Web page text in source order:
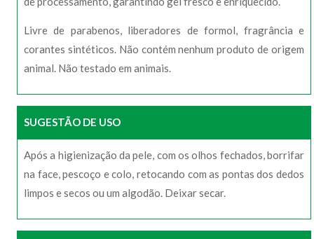
Livre de parabenos, liberadores de formol, fragrância e
corantes sintéticos. Não contém nenhum produto de origem
animal. Não testado em animais.
SUGESTÃO DE USO
Após a higienização da pele, com os olhos fechados, borrifar
na face, pescoço e colo, retocando com as pontas dos dedos
limpos e secos ou um algodão. Deixar secar.